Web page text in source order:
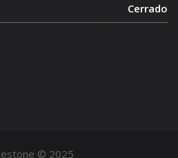
Cerrado
© 2025